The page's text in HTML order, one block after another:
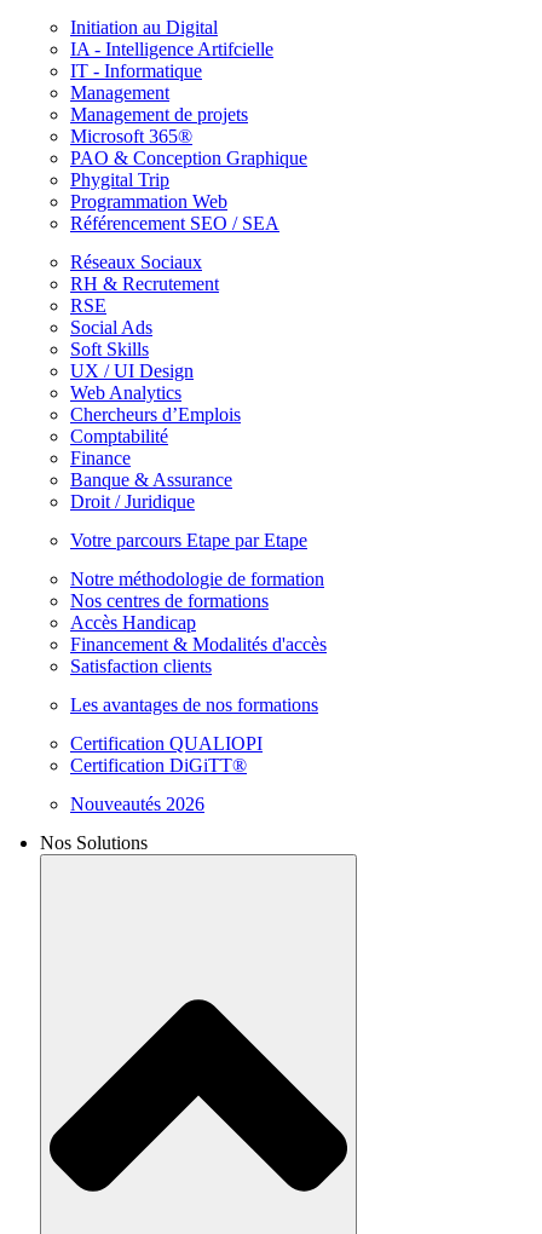
Initiation au Digital
IA - Intelligence Artifcielle
IT - Informatique
Management
Management de projets
Microsoft 365®
PAO & Conception Graphique
Phygital Trip
Programmation Web
Référencement SEO / SEA
Réseaux Sociaux
RH & Recrutement
RSE
Social Ads
Soft Skills
UX / UI Design
Web Analytics
Chercheurs d’Emplois
Comptabilité
Finance
Banque & Assurance
Droit / Juridique
Votre parcours Etape par Etape
Notre méthodologie de formation
Nos centres de formations
Accès Handicap
Financement & Modalités d'accès
Satisfaction clients
Les avantages de nos formations
Certification QUALIOPI
Certification DiGiTT®
Nouveautés 2026
Nos Solutions